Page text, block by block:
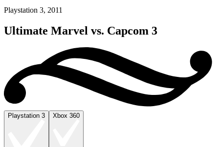
Playstation 3, 2011
Ultimate Marvel vs. Capcom 3
Playstation 3 Xbox 360